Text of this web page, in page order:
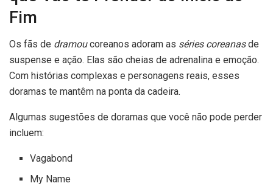
Fim
Os fãs de dramoucoreanos adoram as séries coreanasde
suspense e ação. Elas são cheias de adrenalina e emoção.
Com histórias complexas e personagens reais, esses
doramas te mantêm na ponta da cadeira.
Algumas sugestões de doramas que você não pode perder
incluem:
Vagabond
My Name